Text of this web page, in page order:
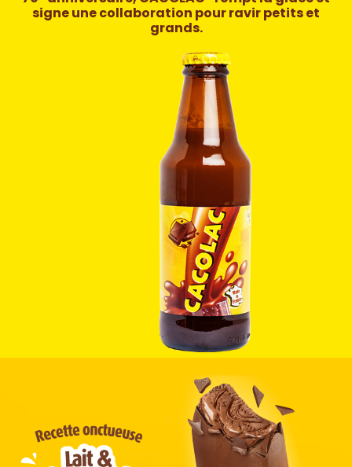
signe une collaboration pour ravir petits et
grands.